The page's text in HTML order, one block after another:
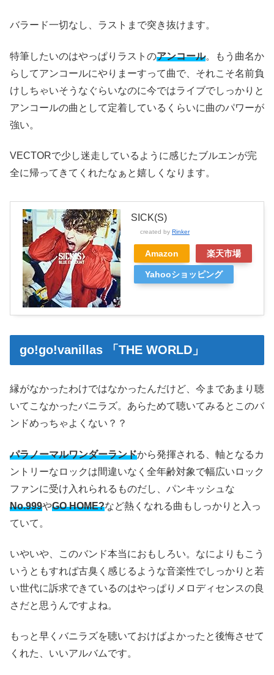
バラード一切なし、ラストまで突き抜けます。
特筆したいのはやっぱりラストのアンコール。もう曲名か
らしてアンコールにやりまーすって曲で、それこそ名前負
けしちゃいそうなぐらいなのに今ではライブでしっかりと
アンコールの曲として定着しているくらいに曲のパワーが
強い。
VECTORで少し迷走しているように感じたブルエンが完
全に帰ってきてくれたなぁと嬉しくなります。
SICK(S)
created by Rinker
Amazon 楽天市場
Yahooショッピング
go!go!vanillas 「THE WORLD」
縁がなかったわけではなかったんだけど、今まであまり聴
いてこなかったバニラズ。あらためて聴いてみるとこのバ
ンドめっちゃよくない？？
パラノーマルワンダーランドから発揮される、軸となるカ
ントリーなロックは間違いなく全年齢対象で幅広いロック
ファンに受け入れられるものだし、パンキッシュな
No.999やGO HOME?など熱くなれる曲もしっかりと入っ
ていて。
いやいや、このバンド本当におもしろい。なによりもこう
いうともすれば古臭く感じるような音楽性でしっかりと若
い世代に訴求できているのはやっぱりメロディセンスの良
さだと思うんですよね。
もっと早くバニラズを聴いておけばよかったと後悔させて
くれた、いいアルバムです。